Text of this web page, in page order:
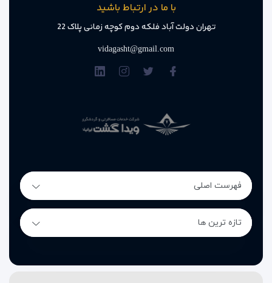
با ما در ارتباط باشید
تهران دولت آباد فلکه دوم کوچه زمانی پلاک 22
vidagasht@gmail.com
فهرست اصلی
تازه ترین ها